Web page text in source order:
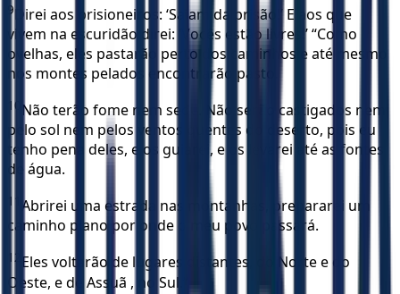
9
Direi aos prisioneiros: ‘Saiam da prisão!’ E aos que
vivem na escuridão direi: ‘Vocês estão livres!’ “Como
ovelhas, eles pastarão perto dos caminhos e até mesmo
nos montes pelados encontrarão pasto.
10 Não terão fome nem sede. Não serão castigados nem
pelo sol nem pelos ventos quentes do deserto, pois eu
tenho pena deles, e os guiarei, e os levarei até as fontes
de água.
11
Abrirei uma estrada nas montanhas, prepararei um
caminho plano por onde o meu povo passará.
12 Eles voltarão de lugares distantes, do Norte e do
Oeste, e de Assuã , no Sul.”